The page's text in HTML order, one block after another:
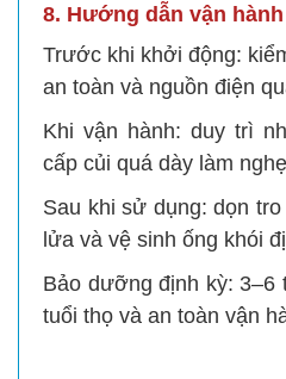
8. Hướng dẫn vận
Trước khi khởi động:
an toàn và nguồn điện
Khi vận hành: duy trì
cấp củi quá dày làm
Sau khi sử dụng: dọn
lửa và vệ sinh ống khói
Bảo dưỡng định kỳ: 3–6
tuổi thọ và an toàn vận